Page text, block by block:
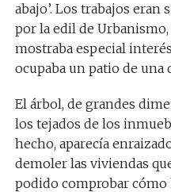
abajo’. Los trabajos
por la edil de
mostraba especial
ocupaba un patio de una
El árbol, de grandes
los tejados de los
hecho, aparecía
demoler las viviendas
podido comprobar cómo